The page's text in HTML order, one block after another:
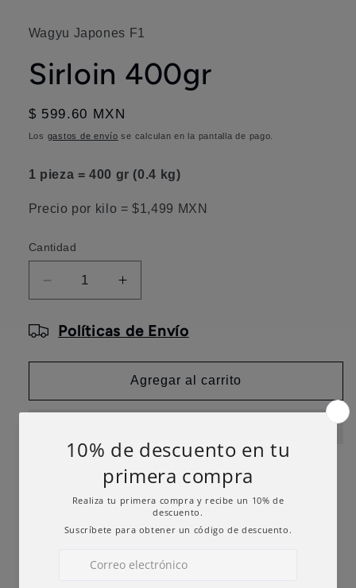
Wagyu Japones F1
Sirloin 400gr
Precio
habitual
$ 599.60 MXN
Los gastos de envío se calculan en la pantalla de pago.
1 pieza = 400 gr (0.4 kg)
Precio por kilo = $1,499 MXN
Cantidad
Reducir
cantidad
para
Sirloin
400gr
Aumentar
cantidad
para
Sirloin
400gr
Políticas de Envío
Agregar al carrito